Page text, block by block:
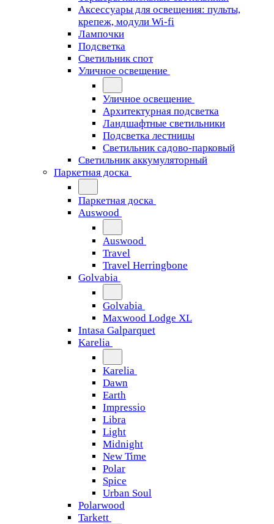
Аксессуары для освещения: пульты,
крепеж, модули Wi-fi
Лампочки
Подсветка
Светильник спот
Уличное освещение
Уличное освещение
Архитектурная подсветка
Ландшафтные светильники
Подсветка лестницы
Светильник садово-парковый
Светильник аккумуляторный
Паркетная доска
Паркетная доска
Auswood
Auswood
Travel
Travel Herringbone
Golvabia
Golvabia
Maxwood Lodge XL
Intasa Galparquet
Karelia
Karelia
Dawn
Earth
Impressio
Libra
Light
Midnight
New Time
Polar
Spice
Urban Soul
Polarwood
Tarkett